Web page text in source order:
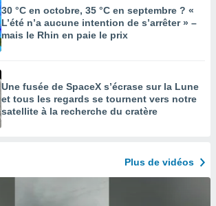
30 °C en octobre, 35 °C en septembre ? «
L’été n’a aucune intention de s’arrêter » –
mais le Rhin en paie le prix
Une fusée de SpaceX s’écrase sur la Lune
et tous les regards se tournent vers notre
satellite à la recherche du cratère
Plus de vidéos